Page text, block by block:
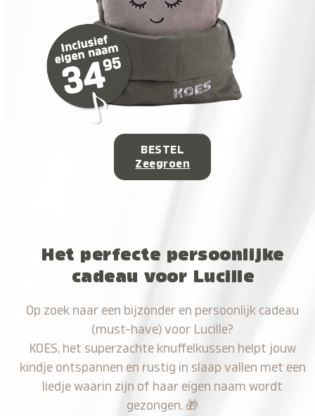
BESTEL
Zeegroen
Het perfecte persoonlijke
cadeau voor Lucille
Op zoek naar een bijzonder en persoonlijk cadeau
(must-have) voor Lucille?
KOES, het superzachte knuffelkussen helpt jouw
kindje ontspannen en rustig in slaap vallen met een
liedje waarin zijn of haar eigen naam wordt
gezongen. 🎁